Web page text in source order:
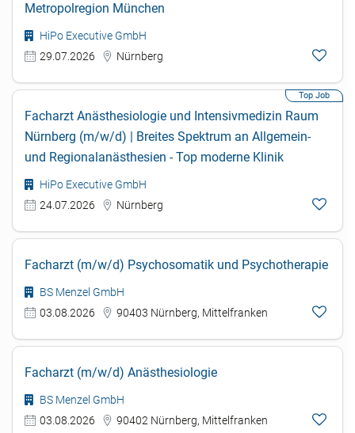
Metropolregion München
HiPo Executive GmbH
29.07.2026
Nürnberg
Facharzt Anästhesiologie und Intensivmedizin Raum
Nürnberg (m/w/d) | Breites Spektrum an Allgemein-
und Regionalanästhesien - Top moderne Klinik
HiPo Executive GmbH
24.07.2026
Nürnberg
Facharzt (m/w/d) Psychosomatik und Psychotherapie
BS Menzel GmbH
03.08.2026
90403 Nürnberg, Mittelfranken
Facharzt (m/w/d) Anästhesiologie
BS Menzel GmbH
03.08.2026
90402 Nürnberg, Mittelfranken